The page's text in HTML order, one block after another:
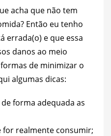
acha que não tem
Então eu tenho
errada(o) e que essa
danos ao meio
de minimizar o
algumas dicas:
forma adequada as
for realmente consumir;